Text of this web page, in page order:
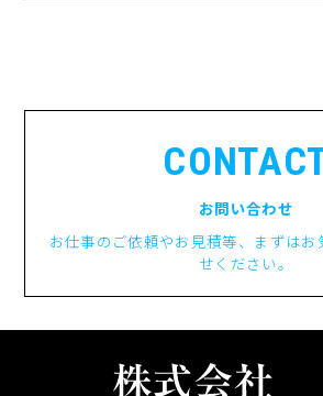
お問い合わせ
お仕事のご依頼やお見積等、まずはお
せください。